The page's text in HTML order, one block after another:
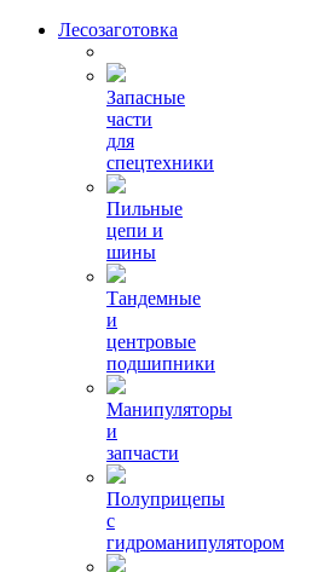
Лесозаготовка
Запасные
части
для
спецтехники
Пильные
цепи и
шины
Тандемные
и
центровые
подшипники
Манипуляторы
и
запчасти
Полуприцепы
с
гидроманипулятором